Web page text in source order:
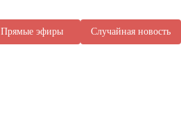
Прямые эфиры Случайная новость